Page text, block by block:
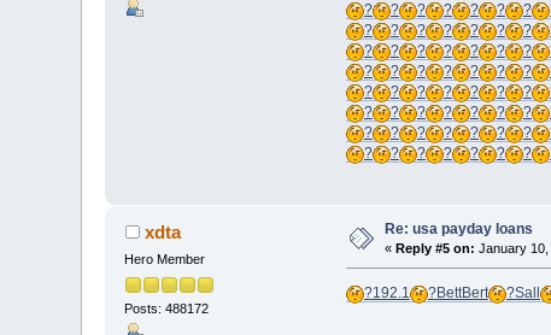
?
? ? ? ? ? ?
?
? ? ? ? ? ?
?
? ? ? ? ? ?
?
? ? ? ? ? ?
?
? ? ? ? ? ?
?
? ? ? ? ? ?
?
? ? ? ? ? ?
?
? ? ? ? ? ?
xdta
Hero Member
Posts: 488172
Re: usa payday loans
« Reply #5 on: January 10,
?192.1 ?BettBert ?Sall